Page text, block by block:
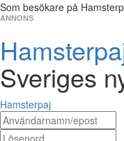
Som besökare på
ANNONS
Sveriges
Hamsterpaj